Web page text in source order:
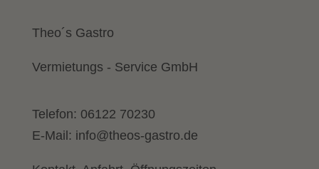
Theo´s Gastro
Vermietungs - Service GmbH
Telefon: 06122 70230
E-Mail: info@theos-gastro.de